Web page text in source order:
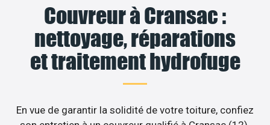
Couvreur à Cransac :
nettoyage, réparations
et traitement hydrofuge
En vue de garantir la solidité de votre toiture, confiez